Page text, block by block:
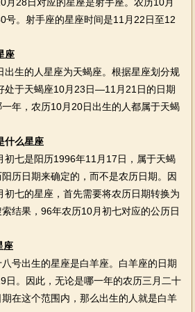
号。射手座的星座时间是11月22日至12
座
生的人星座为天蝎座。根据星座划分规
处于天蝎座10月23日—11月21日的日期
年，农历10月20日出生的人都属于天蝎
什么星座
七是阳历1996年11月17日，属于天蝎
历日期来确定的，而不是农历日期。因
初七的星座，首先需要将农历日期转换为
结果，96年农历10月初七对应的公历日
座
出生的星座是白羊座。白羊座的日期
日。因此，无论是哪一年的农历三月二十
在这个范围内，那么出生的人就是白羊